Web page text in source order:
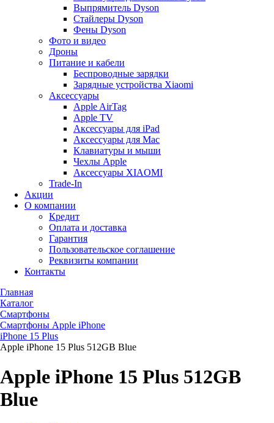
Выпрямитель Dyson
Стайлеры Dyson
Фены Dyson
Фото и видео
Дроны
Питание и кабели
Беспроводные зарядки
Зарядные устройства Xiaomi
Аксессуары
Apple AirTag
Apple TV
Аксессуары для iPad
Аксессуары для Mac
Клавиатуры и мыши
Чехлы Apple
Аксессуары XIAOMI
Trade-In
Акции
О компании
Кредит
Оплата и доставка
Гарантия
Пользовательское соглашение
Реквизиты компании
Контакты
Главная
Каталог
Смартфоны
Смартфоны Apple iPhone
iPhone 15 Plus
Apple iPhone 15 Plus 512GB Blue
Apple iPhone 15 Plus 512GB
Blue